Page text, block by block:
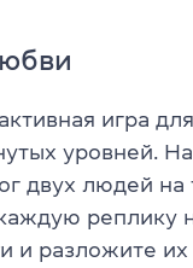
игра
уровней.
двух людей
реплику
и разложите их